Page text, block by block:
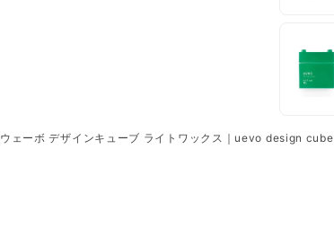
ウェーボ デザインキューブ ライトワックス｜uevo design cube